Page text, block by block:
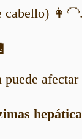
cabello) 👩‍🦲.
afectar